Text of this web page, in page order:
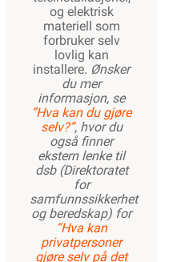
og elektrisk
materiell som
forbruker selv
lovlig kan
installere. Ønsker
du mer
informasjon, se
”Hva kan du gjøre
selv?”, hvor du
også finner
ekstern lenke til
dsb (Direktoratet
for
samfunnssikkerhet
og beredskap) for
“Hva kan
privatpersoner
gjøre selv på det